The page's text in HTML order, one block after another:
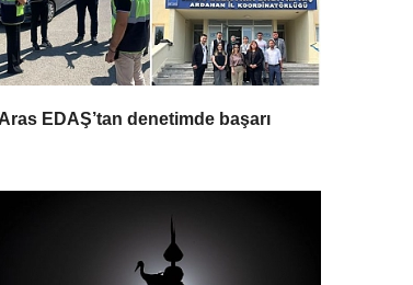
Aras EDAŞ’tan denetimde başarı